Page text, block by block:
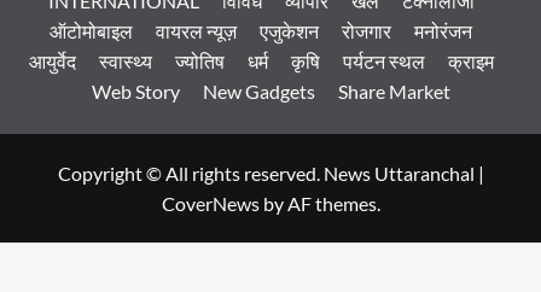
ऑटोमोबाइल
वायरल न्यूज़ एजुकेशन रोजगार
मनोरंजन
आयुर्वेद
स्वास्थ्य ज्योतिष धर्म कृषि पर्यटन स्थल
क्राइम
Web Story
New Gadgets Share Market
Copyright © All rights reserved. News Uttaranchal |
CoverNewsby AF themes.